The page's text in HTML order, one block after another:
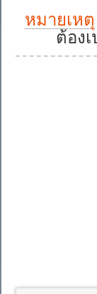
หมายเหตุ
ต้อง